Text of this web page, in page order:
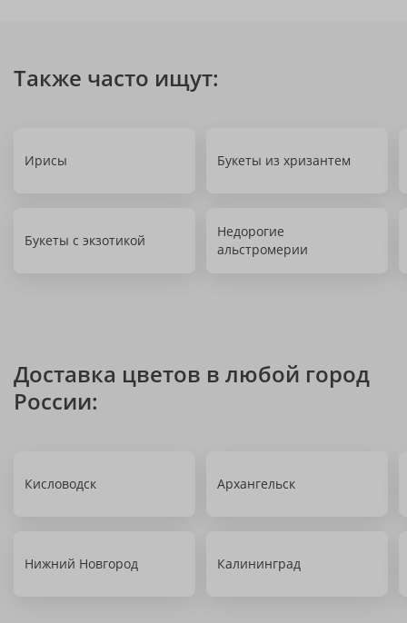
Также часто ищут:
Ирисы Букеты из хризантем
Букеты с экзотикой
Недорогие
альстромерии
Доставка цветов в любой город
России:
Кисловодск Архангельск
Нижний Новгород Калининград